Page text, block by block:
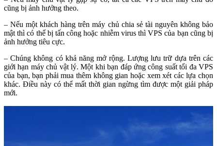
cũng bị ảnh hưởng theo.
– Nếu một khách hàng trên máy chủ chia sẻ tài nguyên không bảo
mật thì có thể bị tấn công hoặc nhiễm virus thì VPS của bạn cũng bị
ảnh hưởng tiêu cực.
– Chúng không có khả năng mở rộng. Lượng lưu trữ dựa trên các
giới hạn máy chủ vật lý. Một khi bạn đáp ứng công suất tối đa VPS
của bạn, bạn phải mua thêm không gian hoặc xem xét các lựa chọn
khác. Điều này có thể mất thời gian ngừng tìm được một giải pháp
mới.